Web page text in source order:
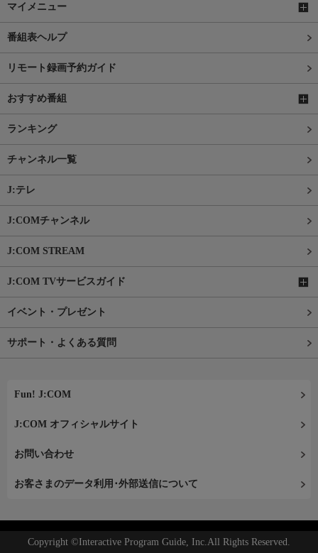
マイメニュー
番組表ヘルプ
リモート録画予約ガイド
おすすめ番組
ランキング
チャンネル一覧
J:テレ
J:COMチャンネル
J:COM STREAM
J:COM TVサービスガイド
イベント・プレゼント
サポート・よくある質問
Fun! J:COM
J:COM オフィシャルサイト
お問い合わせ
お客さまのデータ利用･外部送信について
Copyright ©Interactive Program Guide, Inc.All Rights Reserved.